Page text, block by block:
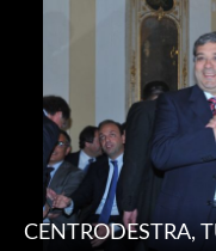
CENTRODESTRA,